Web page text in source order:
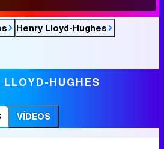
Henry Lloyd-Hughes
LLOYD-HUGHES
VÍDEOS